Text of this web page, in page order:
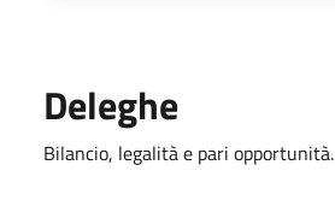
Deleghe
Bilancio, legalità e pari opportunità.